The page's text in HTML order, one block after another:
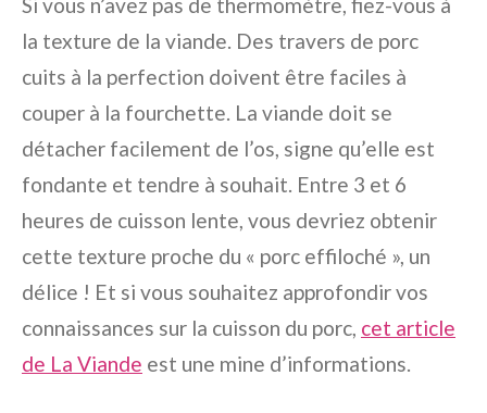
la texture de la viande. Des travers de porc
cuits à la perfection doivent être faciles à
couper à la fourchette. La viande doit se
détacher facilement de l’os, signe qu’elle est
fondante et tendre à souhait. Entre 3 et 6
heures de cuisson lente, vous devriez obtenir
cette texture proche du « porc effiloché », un
délice ! Et si vous souhaitez approfondir vos
connaissances sur la cuisson du porc, cet article
de La Viande est une mine d’informations.